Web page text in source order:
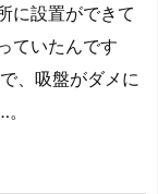
に設置ができて
ていたんです
、吸盤がダメに